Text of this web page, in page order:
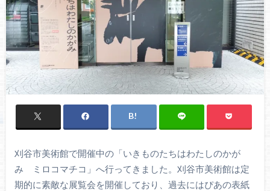
刈谷市美術館で開催中の「いきものたちはわたしのかが
み ミロコマチコ」へ行ってきました。刈谷市美術館は定
期的に素敵な展覧会を開催しており、過去にはぴあの表紙